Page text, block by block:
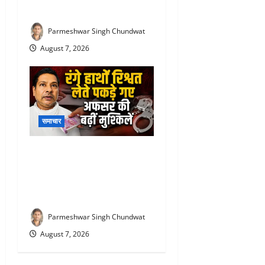
Parmeshwar Singh Chundwat
August 7, 2026
समाचार
Parmeshwar Singh Chundwat
August 7, 2026